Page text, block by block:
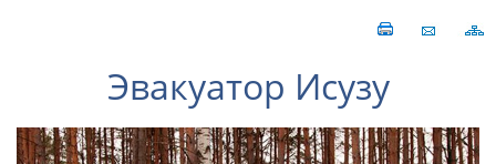
Эвакуатор Исузу